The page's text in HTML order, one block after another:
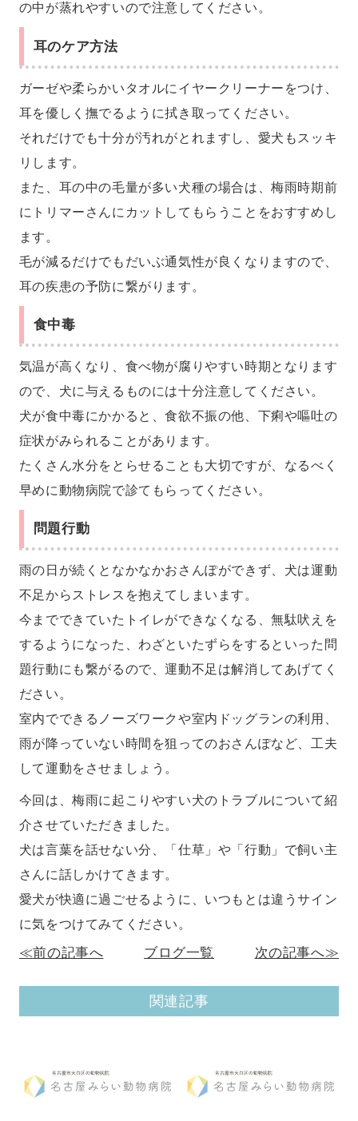
の中が蒸れやすいので注意してください。
耳のケア方法
ガーゼや柔らかいタオルにイヤークリーナーをつけ、
耳を優しく撫でるように拭き取ってください。
それだけでも十分が汚れがとれますし、愛犬もスッキ
リします。
また、耳の中の毛量が多い犬種の場合は、梅雨時期前
にトリマーさんにカットしてもらうことをおすすめし
ます。
毛が減るだけでもだいぶ通気性が良くなりますので、
耳の疾患の予防に繋がります。
食中毒
気温が高くなり、食べ物が腐りやすい時期となります
ので、犬に与えるものには十分注意してください。
犬が食中毒にかかると、食欲不振の他、下痢や嘔吐の
症状がみられることがあります。
たくさん水分をとらせることも大切ですが、なるべく
早めに動物病院で診てもらってください。
問題行動
雨の日が続くとなかなかおさんぽができず、犬は運動
不足からストレスを抱えてしまいます。
今までできていたトイレができなくなる、無駄吠えを
するようになった、わざといたずらをするといった問
題行動にも繋がるので、運動不足は解消してあげてく
ださい。
室内でできるノーズワークや室内ドッグランの利用、
雨が降っていない時間を狙ってのおさんぽなど、工夫
して運動をさせましょう。
今回は、梅雨に起こりやすい犬のトラブルについて紹
介させていただきました。
犬は言葉を話せない分、「仕草」や「行動」で飼い主
さんに話しかけてきます。
愛犬が快適に過ごせるように、いつもとは違うサイン
に気をつけてみてください。
≪前の記事へ ブログ一覧 次の記事へ≫
関連記事